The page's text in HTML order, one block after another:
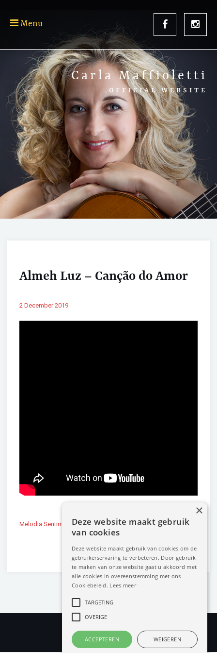
Menu
Carla Maffioletti
OFFICIAL WEBSITE
Almeh Luz – Canção do Amor
2 December 2019
Melodia Sentimental
Ara – Pássaro do Paraíso (Clip
Deze website maakt gebruik
van cookies
Deze website maakt gebruik van cookies om de
gebruikerservaring te verbeteren. Door gebruik
te maken van onze website gaat u akkoord met
alle cookies in overeenstemming met ons
Cookiebeleid. Lees meer
TARGETING
OVERIGE
ACCEPTEREN WEIGEREN
×